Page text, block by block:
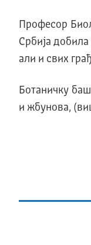
Професор
Србија
али и свих
Ботаничку
и жбунова,